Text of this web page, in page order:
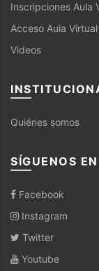
Inscripciones Aula
Acceso Aula Virtual
Videos
Quiénes somos
SÍGUENOS EN
Facebook
Instagram
Twitter
Youtube